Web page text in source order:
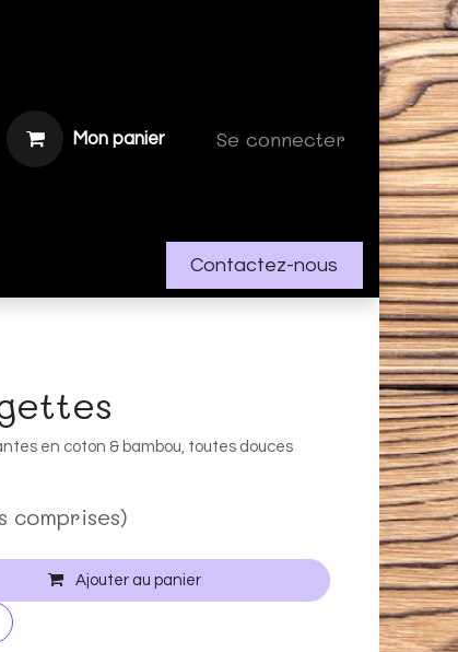
Mon panier Se connecter
Contactez-nous
en coton & bambou, toutes douces
comprises)
Ajouter au panier